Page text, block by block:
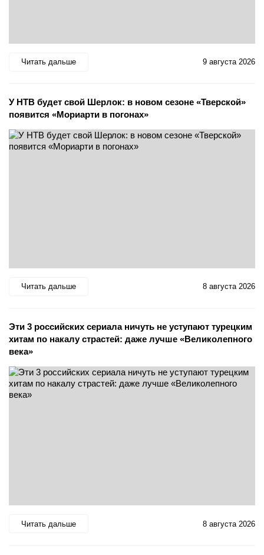
Читать дальше 9 августа 2026
У НТВ будет свой Шерлок: в новом сезоне «Тверской»
появится «Мориарти в погонах»
Читать дальше 8 августа 2026
Эти 3 российских сериала ничуть не уступают турецким
хитам по накалу страстей: даже лучше «Великолепного
века»
Читать дальше 8 августа 2026